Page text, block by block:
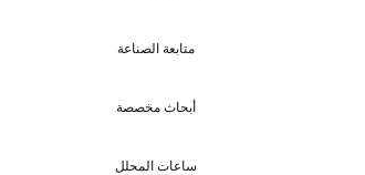
متابعة الصناعة
أبحاث مخصصة
ساعات المحلل